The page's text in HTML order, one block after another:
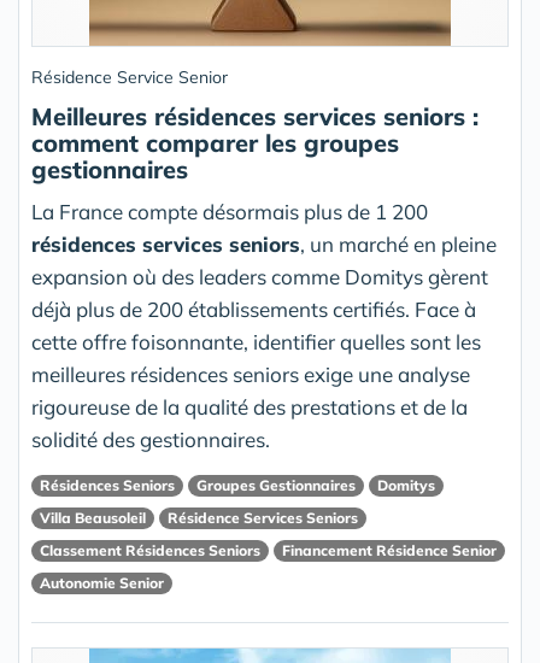
Résidence Service Senior
Meilleures résidences services seniors :
comment comparer les groupes
gestionnaires
La France compte désormais plus de 1 200
résidences services seniors, un marché en pleine
expansion où des leaders comme Domitys gèrent
déjà plus de 200 établissements certifiés. Face à
cette offre foisonnante, identifier quelles sont les
meilleures résidences seniors exige une analyse
rigoureuse de la qualité des prestations et de la
solidité des gestionnaires.
Résidences Seniors Groupes Gestionnaires
Domitys
Villa Beausoleil
Résidence Services Seniors
Classement Résidences Seniors
Financement Résidence Senior
Autonomie Senior